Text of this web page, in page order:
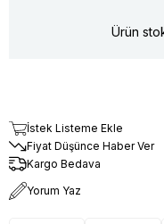
Ürün
İstek Listeme Ekle
Fiyat Düşünce Haber Ver
Kargo Bedava
Yorum Yaz